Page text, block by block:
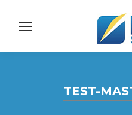
TEST-